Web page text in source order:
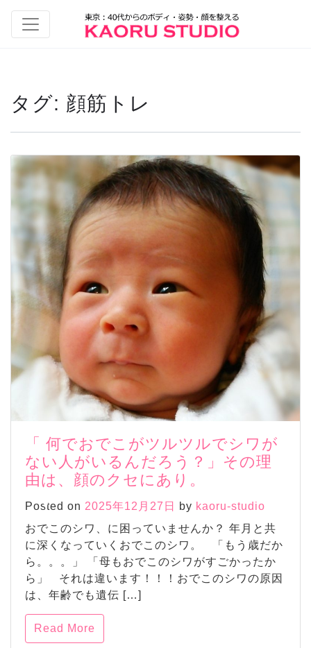
タグ: 顔筋トレ
「 何でおでこがツルツルでシワが
ない人がいるんだろう？」その理
由は、顔のクセにあり。
Posted on 2025年12月27日 by kaoru-studio
おでこのシワ、に困っていませんか？ 年月と共
に深くなっていくおでこのシワ。 「もう歳だか
ら。。。」 「母もおでこのシワがすごかったか
ら」 それは違います！！！おでこのシワの原因
は、年齢でも遺伝 […]
Read More